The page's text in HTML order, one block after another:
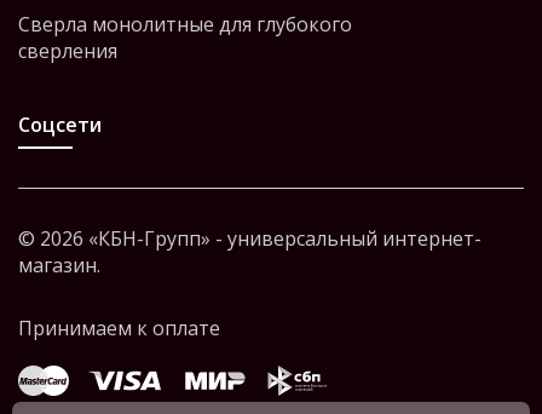
Сверла монолитные для глубокого
сверления
Соцсети
© 2026 «КБН-Групп» - универсальный интернет-
магазин.